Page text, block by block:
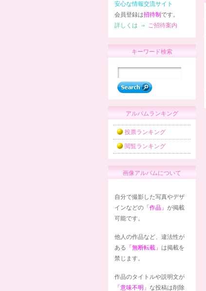
安心な情報交流サイト
会員登録は招待制 です。
詳しくは ⇒ ご招待案内
キーワード検索
アルバムランキング
投票ランキング
閲覧ランキング
画像アルバムについて
自分で撮影した写真やデザ
インなどの 「作品」 が掲載
可能です。
他人の作品など、違法性が
ある 「無断転載」 は掲載を
禁じます。
作品のタイトルや説明文が
「意味不明」 な投稿は削除